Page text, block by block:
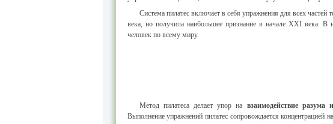
Система пилатес включает в себя упражнения для всех
века, но получила наибольшее признание в начале XXI века.
человек по всему миру.
Метод пилатеса делает упор на взаимодействие разума
Выполнение упражнений пилатес сопровождается